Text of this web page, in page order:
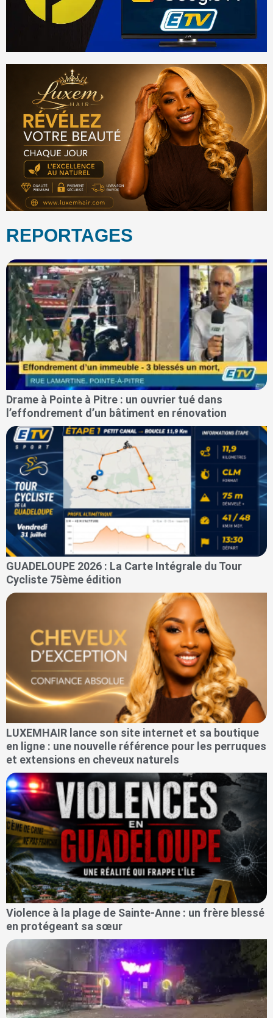
REPORTAGES
Drame à Pointe à Pitre : un ouvrier tué dans
l’effondrement d’un bâtiment en rénovation
GUADELOUPE 2026 : La Carte Intégrale du Tour
Cycliste 75ème édition
LUXEMHAIR lance son site internet et sa boutique
en ligne : une nouvelle référence pour les perruques
et extensions en cheveux naturels
Violence à la plage de Sainte-Anne : un frère blessé
en protégeant sa sœur